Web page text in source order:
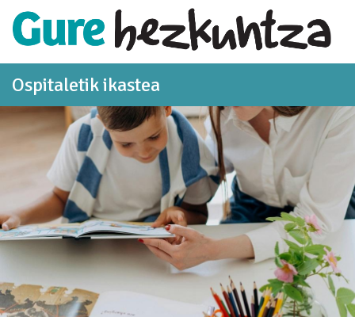
Eduki nagusira joan
Ospitaletik ikastea